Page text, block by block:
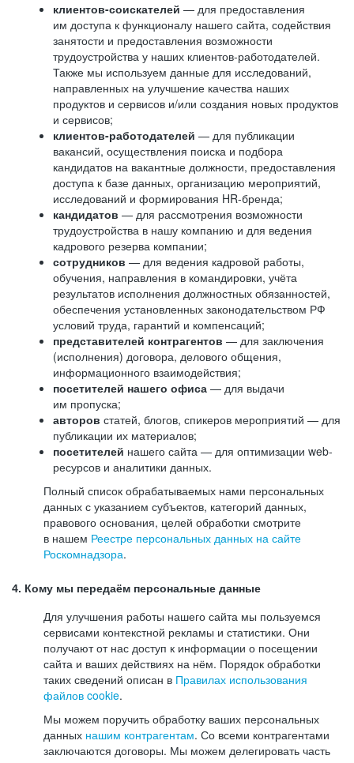
клиентов-соискателей — для предоставления
им доступа к функционалу нашего сайта, содействия
занятости и предоставления возможности
трудоустройства у наших клиентов-работодателей.
Также мы используем данные для исследований,
направленных на улучшение качества наших
продуктов и сервисов и/или создания новых продуктов
и сервисов;
клиентов-работодателей — для публикации
вакансий, осуществления поиска и подбора
кандидатов на вакантные должности, предоставления
доступа к базе данных, организацию мероприятий,
исследований и формирования HR-бренда;
кандидатов — для рассмотрения возможности
трудоустройства в нашу компанию и для ведения
кадрового резерва компании;
сотрудников — для ведения кадровой работы,
обучения, направления в командировки, учёта
результатов исполнения должностных обязанностей,
обеспечения установленных законодательством РФ
условий труда, гарантий и компенсаций;
представителей контрагентов — для заключения
(исполнения) договора, делового общения,
информационного взаимодействия;
посетителей нашего офиса — для выдачи
им пропуска;
авторов статей, блогов, спикеров мероприятий — для
публикации их материалов;
посетителей нашего сайта — для оптимизации web-
ресурсов и аналитики данных.
Полный список обрабатываемых нами персональных
данных с указанием субъектов, категорий данных,
правового основания, целей обработки смотрите
в нашем Реестре персональных данных на сайте
Роскомнадзора.
4. Кому мы передаём персональные данные
Для улучшения работы нашего сайта мы пользуемся
сервисами контекстной рекламы и статистики. Они
получают от нас доступ к информации о посещении
сайта и ваших действиях на нём. Порядок обработки
таких сведений описан в Правилах использования
файлов cookie.
Мы можем поручить обработку ваших персональных
данных нашим контрагентам. Со всеми контрагентами
заключаются договоры. Мы можем делегировать часть